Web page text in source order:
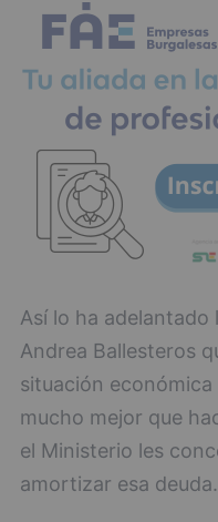
Así lo ha
Andrea Ballesteros
situación
mucho mejor que
el Ministerio les
amortizar esa deuda.